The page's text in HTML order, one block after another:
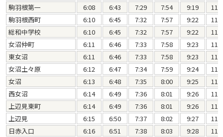
駒羽根第一
6:08 6:43 7:29 7:54 9:19
駒羽根西町
6:10 6:45 7:32 7:57 9:22
総和中学校
6:10 6:45 7:32 7:57 9:22
女沼仲町
6:11 6:46 7:33 7:58 9:23
東女沼
6:11 6:46 7:33 7:58 9:23
女沼土々原
6:12 6:47 7:34 7:59 9:24
女沼
6:13 6:48 7:35 8:00 9:25
西女沼
6:14 6:49 7:36 8:01 9:26
上辺見東町
6:14 6:49 7:36 8:01 9:26
上辺見
6:15 6:50 7:37 8:02 9:27
日赤入口
6:16 6:51 7:38 8:03 9:28